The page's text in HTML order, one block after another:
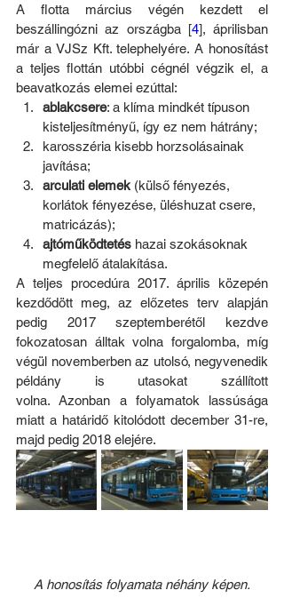
A flotta március végén kezdett el
beszállingózni az országba [4], áprilisban
már a VJSz Kft. telephelyére. A honosítást
a teljes flottán utóbbi cégnél végzik el, a
beavatkozás elemei ezúttal:
ablakcsere: a klíma mindkét típuson
kisteljesítményű, így ez nem hátrány;
karosszéria kisebb horzsolásainak
javítása;
arculati elemek (külső fényezés,
korlátok fényezése, üléshuzat csere,
matricázás);
ajtóműködtetés hazai szokásoknak
megfelelő átalakítása.
A teljes procedúra 2017. április közepén
kezdődött meg, az előzetes terv alapján
pedig 2017 szeptemberétől kezdve
fokozatosan álltak volna forgalomba, míg
végül novemberben az utolsó, negyvenedik
példány is utasokat szállított
volna. Azonban a folyamatok lassúsága
miatt a határidő kitolódott december 31-re,
majd pedig 2018 elejére.
A honosítás folyamata néhány képen.